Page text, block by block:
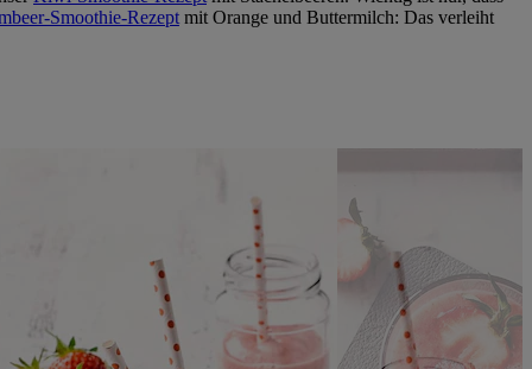
Smoothie-Rezept mit Orange und Buttermilch: Das verleiht